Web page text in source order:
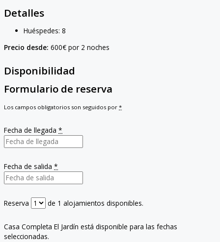
Detalles
Huéspedes: 8
Precio desde: 600€ por 2 noches
Disponibilidad
Formulario de reserva
Los campos obligatorios son seguidos por *
Fecha de llegada *
Fecha de salida *
Reserva de 1 alojamientos disponibles.
Casa Completa El Jardín está disponible para las fechas
seleccionadas.